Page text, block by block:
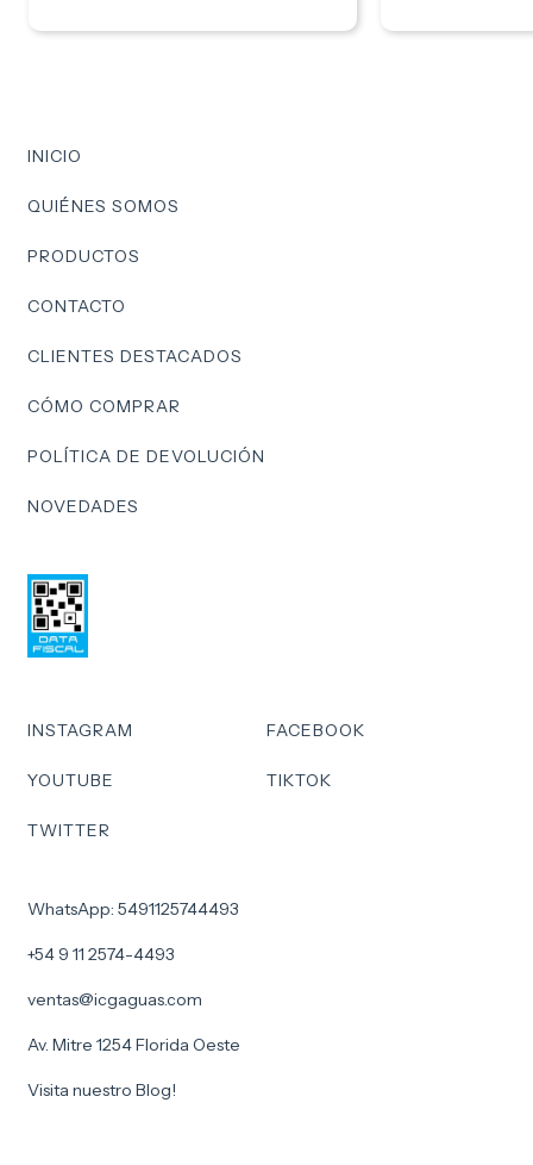
INICIO
QUIÉNES SOMOS
PRODUCTOS
CONTACTO
CLIENTES DESTACADOS
CÓMO COMPRAR
POLÍTICA DE DEVOLUCIÓN
NOVEDADES
INSTAGRAM FACEBOOK
YOUTUBE TIKTOK
TWITTER
WhatsApp: 5491125744493
+54 9 11 2574-4493
ventas@icgaguas.com
Av. Mitre 1254 Florida Oeste
Visita nuestro Blog!